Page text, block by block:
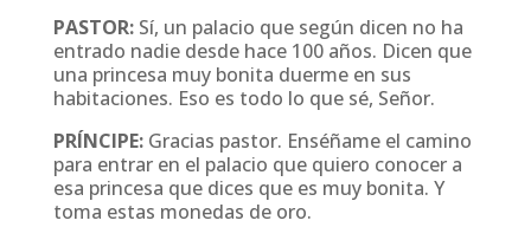
PASTOR:Sí, un palacio que según dicen no ha
entrado nadie desde hace 100 años. Dicen que
una princesa muy bonita duerme en sus
habitaciones. Eso es todo lo que sé, Señor.
PRÍNCIPE:Gracias pastor. Enséñame el camino
para entrar en el palacio que quiero conocer a
esa princesa que dices que es muy bonita. Y
toma estas monedas de oro.